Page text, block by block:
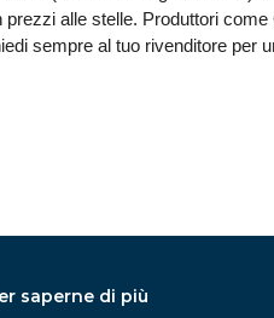
alle stelle. Produttori come
sempre al tuo rivenditore per
saperne di più